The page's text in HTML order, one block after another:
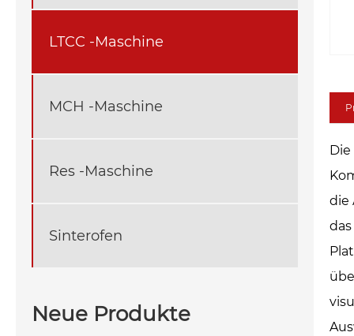
LTCC -Maschine
MCH -Maschine
Res -Maschine
Sinterofen
Neue Produkte
die